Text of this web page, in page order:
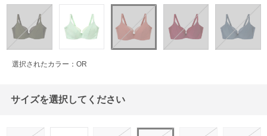
選択されたカラー：OR
サイズを選択してください